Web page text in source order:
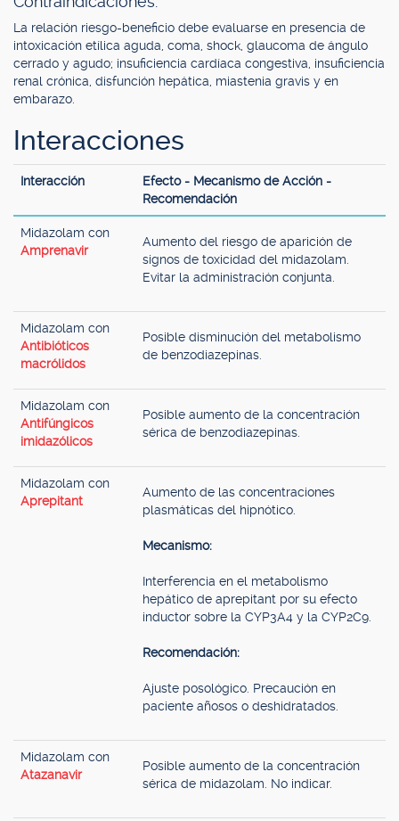
La relación riesgo-beneficio debe evaluarse en presencia de
intoxicación etílica aguda, coma, shock, glaucoma de ángulo
cerrado y agudo; insuficiencia cardíaca congestiva, insuficiencia
renal crónica, disfunción hepática, miastenia gravis y en
embarazo.
Interacciones
Interacción
Efecto - Mecanismo de Acción -
Recomendación
Midazolam con
Amprenavir
Aumento del riesgo de aparición de
signos de toxicidad del midazolam.
Evitar la administración conjunta.
Midazolam con
Antibióticos
macrólidos
Posible disminución del metabolismo
de benzodiazepinas.
Midazolam con
Antifúngicos
imidazólicos
Posible aumento de la concentración
sérica de benzodiazepinas.
Midazolam con
Aprepitant
Aumento de las concentraciones
plasmáticas del hipnótico.
Mecanismo:
Interferencia en el metabolismo
hepático de aprepitant por su efecto
inductor sobre la CYP3A4 y la CYP2C9.
Recomendación:
Ajuste posológico. Precaución en
paciente añosos o deshidratados.
Midazolam con
Atazanavir
Posible aumento de la concentración
sérica de midazolam. No indicar.